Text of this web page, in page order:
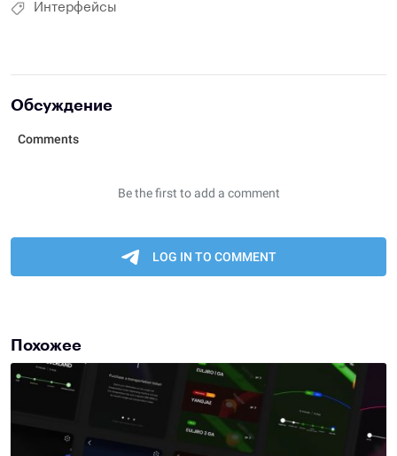
Интерфейсы
Обсуждение
Похожее